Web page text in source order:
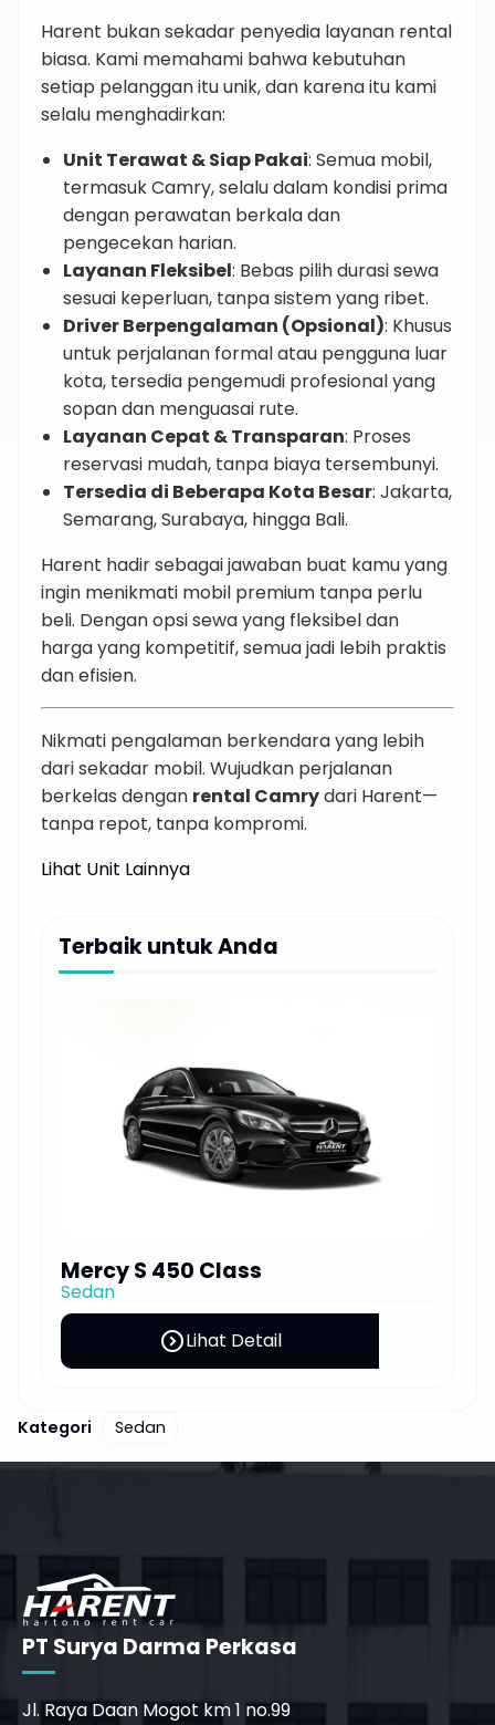
Harent bukan sekadar penyedia layanan rental
biasa. Kami memahami bahwa kebutuhan
setiap pelanggan itu unik, dan karena itu kami
selalu menghadirkan:
Unit Terawat & Siap Pakai: Semua mobil,
termasuk Camry, selalu dalam kondisi prima
dengan perawatan berkala dan
pengecekan harian.
Layanan Fleksibel: Bebas pilih durasi sewa
sesuai keperluan, tanpa sistem yang ribet.
Driver Berpengalaman (Opsional): Khusus
untuk perjalanan formal atau pengguna luar
kota, tersedia pengemudi profesional yang
sopan dan menguasai rute.
Layanan Cepat & Transparan: Proses
reservasi mudah, tanpa biaya tersembunyi.
Tersedia di Beberapa Kota Besar: Jakarta,
Semarang, Surabaya, hingga Bali.
Harent hadir sebagai jawaban buat kamu yang
ingin menikmati mobil premium tanpa perlu
beli. Dengan opsi sewa yang fleksibel dan
harga yang kompetitif, semua jadi lebih praktis
dan efisien.
Nikmati pengalaman berkendara yang lebih
dari sekadar mobil. Wujudkan perjalanan
berkelas dengan rental Camrydari Harent—
tanpa repot, tanpa kompromi.
Lihat Unit Lainnya
Terbaik untuk Anda
Mercy S 450 Class
Sedan
expand_circle_rightLihat Detail
Kategori Sedan
PT Surya Darma Perkasa
Jl. Raya Daan Mogot km 1 no.99